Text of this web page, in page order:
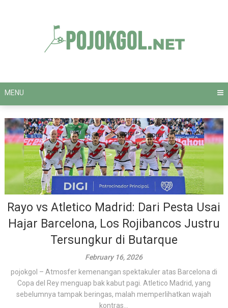
MENU
Rayo vs Atletico Madrid: Dari Pesta Usai
Hajar Barcelona, Los Rojibancos Justru
Tersungkur di Butarque
February 16, 2026
pojokgol – Atmosfer kemenangan spektakuler atas Barcelona di
Copa del Rey menguap bak kabut pagi. Atletico Madrid, yang
sebelumnya tampak beringas, malah memperlihatkan wajah
kontras...